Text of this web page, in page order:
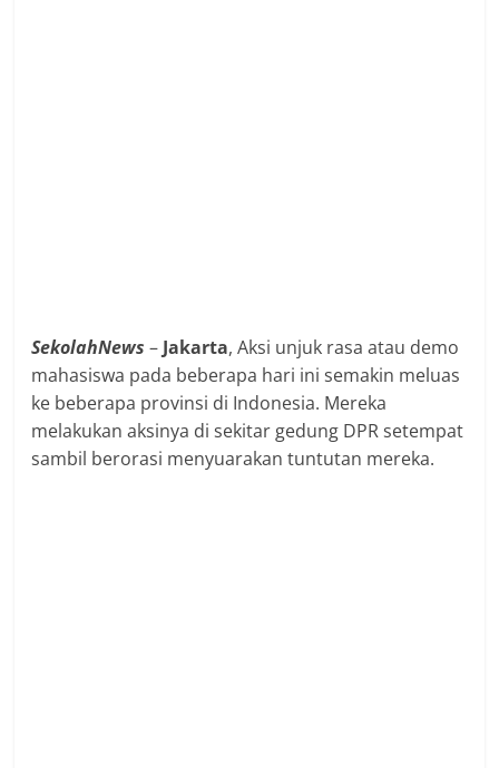
SekolahNews – Jakarta, Aksi unjuk rasa atau demo
mahasiswa pada beberapa hari ini semakin meluas
ke beberapa provinsi di Indonesia. Mereka
melakukan aksinya di sekitar gedung DPR setempat
sambil berorasi menyuarakan tuntutan mereka.